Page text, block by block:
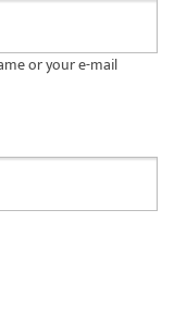
or your e-mail